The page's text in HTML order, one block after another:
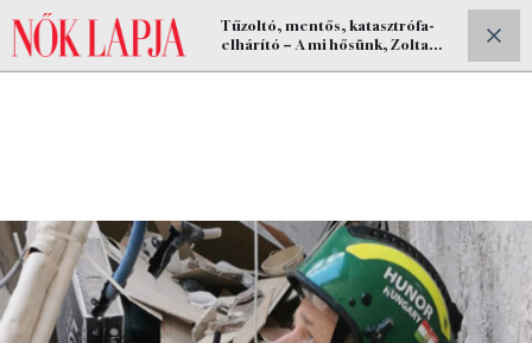
ELŐFIZETEK
Tűzoltó, mentős, katasztrófa-
elhárító – A mi hősünk, Zolta